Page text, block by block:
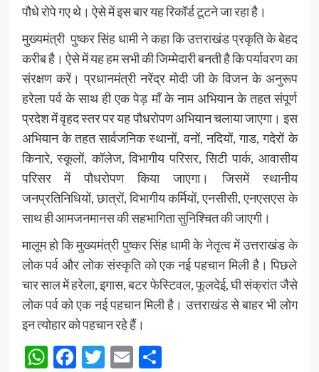
पौधे रोपे गए थे। ऐसे में इस बार यह रिकॉर्ड टूटने जा रहा है।
मुख्यमंत्री पुष्कर सिंह धामी ने कहा कि उत्तराखंड प्रकृति के बेहद
करीब है। ऐसे में यह हम सभी की जिम्मेदारी बनती है कि पर्यावरण का
संरक्षण करें। प्रधानमंत्री नरेंद्र मोदी जी के विजन के अनुरूप
हरेला पर्व के साथ ही एक पेड़ माँ के नाम अभियान के तहत संपूर्ण
प्रदेश में वृहद स्तर पर यह पौधरोपण अभियान चलाया जाएगा। इस
अभियान के तहत सार्वजनिक स्थानों, वनों, नदियों, गाड, गदेरों के
किनारे, स्कूलों, कॉलेज, विभागीय परिसर, सिटी पार्क, आवासीय
परिसर में पौधरोपण किया जाएगा। जिसमें स्थानीय
जनप्रतिनिधियों, छात्रों, विभागीय कर्मियों, एनसीसी, एनएसएस के
साथ ही आमजनमानस की सहभागिता सुनिश्चित की जाएगी।
मालूम हो कि मुख्यमंत्री पुष्कर सिंह धामी के नेतृत्व में उत्तराखंड के
लोक पर्व और लोक संस्कृति को एक नई पहचान मिली है। पिछले
चार साल में हरेला, इगास, बटर फेस्टिवल, फूलदेई, घी संक्रांत जैसे
लोक पर्व को एक नई पहचान मिली है। उत्तराखंड से बाहर भी लोग
इन त्योहार को पहचान रहे हैं।
WhatsApp
Facebook
Twitter
EmailShare